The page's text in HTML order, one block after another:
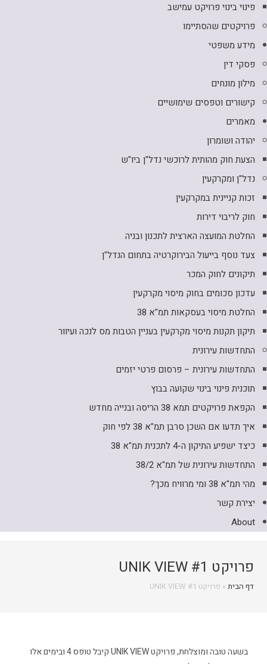
פינוי בינוי פרויקט עמישב
פרויקטים שהסתיימו
מידע משפטי
פסקי דין
מילון מונחים
קישורים וטפסים שימושיים
מאמרים
יהודה ושומרון
הצעת חוק מהותית לרוכשי נדל"ן ביו"ש
נדל"ן ומקרקעין
זכות קניינית במקרקעין
חוק לריבוי דירות
החלטת המועצה הארצית לתכנון ובניה
צעד נוסף בייעול הבירוקרטיה בתחום הנדל"ן
תיקונים לחוק המכר
עדכון סכומים בחוק מיסוי מקרקעין
החלטת מיסוי בעסקאות תמ"א 38
תיקון תקנות מיסוי מקרקעין בעניין הטבות מס לנכה ועיוור
התחדשות עירונית
התחדשות עירונית – פרסום פרטי יזמים
תוכנית פינוי בינוי שקועה בבוץ
הקפאת פרויקטים תמא 38 הריסה ובנייה מחדש
איך תדעו אם השכן סרבן תמ"א 38 לפי חוק
כיצד ישפיע התיקון ה-4 לתכנית תמ"א 38
התחדשות עירונית של תמ"א 38/2
מהי תמ"א 38 ומי מרוויח מכך?
יצירת קשר
About
פרויקט UNIK VIEW #1
דף הבית » פרויקט UNIK VIEW #1
בשעה טובה ומוצלחת, פרויקט UNIK VIEW קיבל טופס 4 ובימים אלו